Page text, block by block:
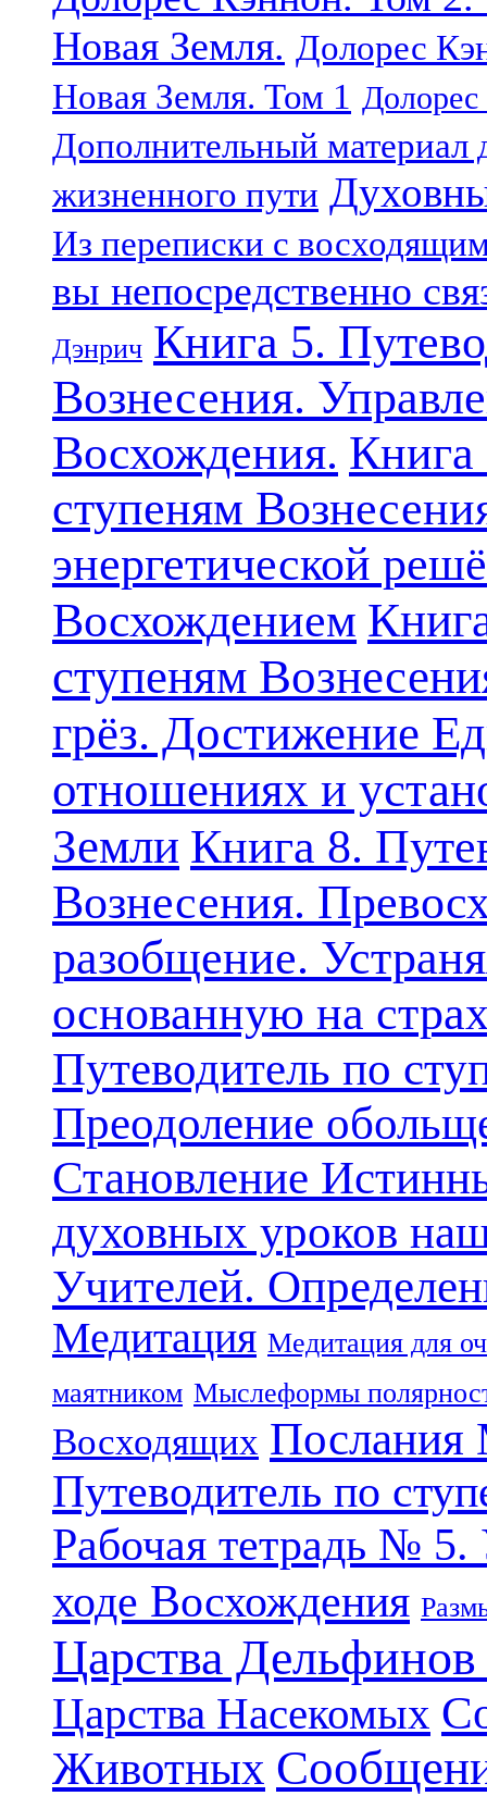
Новая Земля. Долорес
Новая Земля. Том 1
Дополнительный материал
жизненного пути
Из переписки с
вы непосредственно
Дэнрич Книга 5.
Вознесения.
Восхождения. Книга
ступеням
энергетической
Восхождением
ступеням
грёз. Достижение
отношениях и
Земли Книга 8.
Вознесения.
разобщение.
основанную на
Путеводитель по
Преодоление
Становление
духовных уроков
Учителей.
Медитация Медитация для
маятником Мыслеформы
Восходящих Послания
Путеводитель по
Рабочая тетрадь №
ходе Восхождения
Царства
Царства Насекомых
Животных